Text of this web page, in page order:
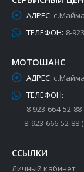
АДРЕС:
ТЕЛЕФОН: 8-
МОТОШАНС
АДРЕС:
ТЕЛЕФОН:
8-923-664-52-
8-923-666-52-88
ССЫЛКИ
Личный кабинет